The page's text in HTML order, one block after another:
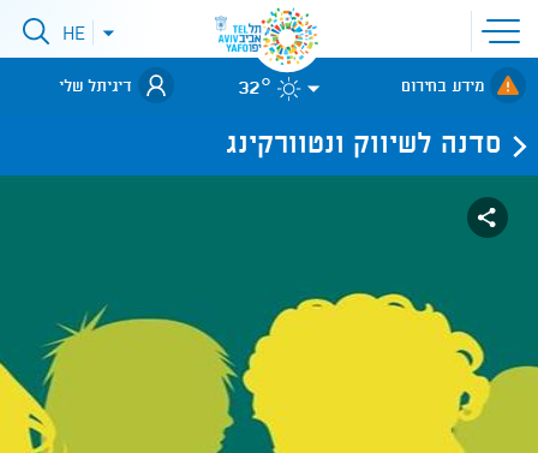
פתיחת
תפריט
אתר
לאתר עיריית
תל-אביב
פתיחתHE
מידע בחירום 32° דיגיתל שלי
סדנה לשיווק ונטוורקינג